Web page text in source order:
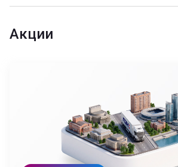
Акции